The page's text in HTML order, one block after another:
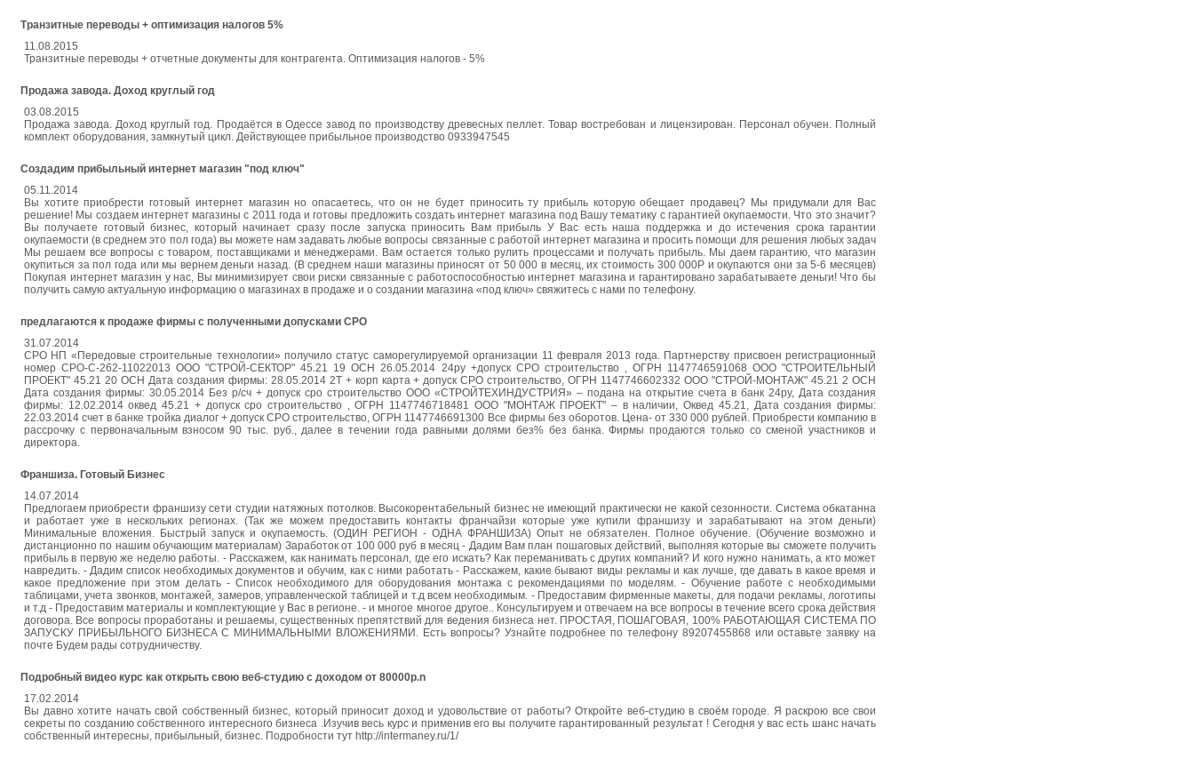
Транзитные переводы + оптимизация налогов 5%
11.08.2015
Транзитные переводы + отчетные документы для контрагента. Оптимизация налогов - 5%
Продажа завода. Доход круглый год
03.08.2015
Продажа завода. Доход круглый год. Продаётся в Одессе завод по производству древесных пеллет. Товар востребован и лицензирован. Персонал обучен. Полный
комплект оборудования, замкнутый цикл. Действующее прибыльное производство 0933947545
Создадим прибыльный интернет магазин "под ключ"
05.11.2014
Вы хотите приобрести готовый интернет магазин но опасаетесь, что он не будет приносить ту прибыль которую обещает продавец? Мы придумали для Вас
решение! Мы создаем интернет магазины с 2011 года и готовы предложить создать интернет магазина под Вашу тематику с гарантией окупаемости. Что это значит?
Вы получаете готовый бизнес, который начинает сразу после запуска приносить Вам прибыль У Вас есть наша поддержка и до истечения срока гарантии
окупаемости (в среднем это пол года) вы можете нам задавать любые вопросы связанные с работой интернет магазина и просить помощи для решения любых задач
Мы решаем все вопросы с товаром, поставщиками и менеджерами. Вам остается только рулить процессами и получать прибыль. Мы даем гарантию, что магазин
окупиться за пол года или мы вернем деньги назад. (В среднем наши магазины приносят от 50 000 в месяц, их стоимость 300 000Р и окупаются они за 5-6 месяцев)
Покупая интернет магазин у нас, Вы минимизирует свои риски связанные с работоспособностью интернет магазина и гарантировано зарабатываете деньги! Что бы
получить самую актуальную информацию о магазинах в продаже и о создании магазина «под ключ» свяжитесь с нами по телефону.
предлагаются к продаже фирмы с полученными допусками СРО
31.07.2014
СРО НП «Передовые строительные технологии» получило статус саморегулируемой организации 11 февраля 2013 года. Партнерству присвоен регистрационный
номер СРО-С-262-11022013 ООО "СТРОЙ-СЕКТОР" 45.21 19 ОСН 26.05.2014 24ру +допуск СРО строительство , ОГРН 1147746591068 ООО "СТРОИТЕЛЬНЫЙ
ПРОЕКТ" 45.21 20 ОСН Дата создания фирмы: 28.05.2014 2Т + корп карта + допуск СРО строительство, ОГРН 1147746602332 ООО "СТРОЙ-МОНТАЖ" 45.21 2 ОСН
Дата создания фирмы: 30.05.2014 Без р/сч + допуск сро строительство ООО «СТРОЙТЕХИНДУСТРИЯ» – подана на открытие счета в банк 24ру, Дата создания
фирмы: 12.02.2014 оквед 45.21 + допуск сро строительство , ОГРН 1147746718481 ООО "МОНТАЖ ПРОЕКТ" – в наличии, Оквед 45.21, Дата создания фирмы:
22.03.2014 счет в банке тройка диалог + допуск СРО строительство, ОГРН 1147746691300 Все фирмы без оборотов. Цена- от 330 000 рублей. Приобрести компанию в
рассрочку с первоначальным взносом 90 тыс. руб., далее в течении года равными долями без% без банка. Фирмы продаются только со сменой участников и
директора.
Франшиза. Готовый Бизнес
14.07.2014
Предлогаем приобрести франшизу сети студии натяжных потолков. Высокорентабельный бизнес не имеющий практически не какой сезонности. Система обкатанна
и работает уже в нескольких регионах. (Так же можем предоставить контакты франчайзи которые уже купили франшизу и зарабатывают на этом деньги)
Минимальные вложения. Быстрый запуск и окупаемость. (ОДИН РЕГИОН - ОДНА ФРАНШИЗА) Опыт не обязателен. Полное обучение. (Обучение возможно и
дистанционно по нашим обучающим материалам) Заработок от 100 000 руб в месяц - Дадим Вам план пошаговых действий, выполняя которые вы сможете получить
прибыль в первую же неделю работы. - Расскажем, как нанимать персонал, где его искать? Как переманивать с других компаний? И кого нужно нанимать, а кто может
навредить. - Дадим список необходимых документов и обучим, как с ними работать - Расскажем, какие бывают виды рекламы и как лучше, где давать в какое время и
какое предложение при этом делать - Список необходимого для оборудования монтажа с рекомендациями по моделям. - Обучение работе с необходимыми
таблицами, учета звонков, монтажей, замеров, управленческой таблицей и т.д всем необходимым. - Предоставим фирменные макеты, для подачи рекламы, логотипы
и т.д - Предоставим материалы и комплектующие у Вас в регионе. - и многое многое другое.. Консультируем и отвечаем на все вопросы в течение всего срока действия
договора. Все вопросы проработаны и решаемы, существенных препятствий для ведения бизнеса нет. ПРОСТАЯ, ПОШАГОВАЯ, 100% РАБОТАЮЩАЯ СИСТЕМА ПО
ЗАПУСКУ ПРИБЫЛЬНОГО БИЗНЕСА С МИНИМАЛЬНЫМИ ВЛОЖЕНИЯМИ. Есть вопросы? Узнайте подробнее по телефону 89207455868 или оставьте заявку на
почте Будем рады сотрудничеству.
Подробный видео курс как открыть свою веб-студию с доходом от 80000р.n
17.02.2014
Вы давно хотите начать свой собственный бизнес, который приносит доход и удовольствие от работы? Откройте веб-студию в своём городе. Я раскрою все свои
секреты по созданию собственного интересного бизнеса .Изучив весь курс и применив его вы получите гарантированный результат ! Сегодня у вас есть шанс начать
собственный интересны, прибыльный, бизнес. Подробности тут http://intermaney.ru/1/